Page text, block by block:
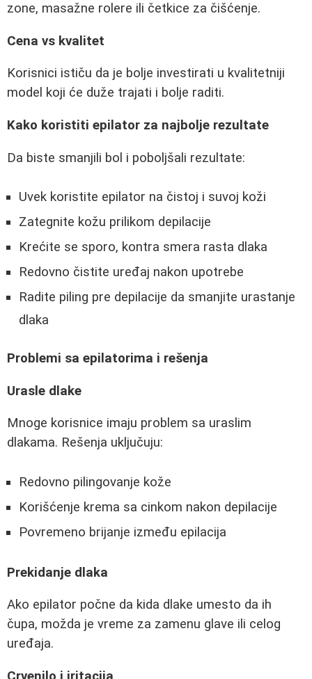
zone, masažne rolere ili četkice za čišćenje.
Cena vs kvalitet
Korisnici ističu da je bolje investirati u kvalitetniji
model koji će duže trajati i bolje raditi.
Kako koristiti epilator za najbolje rezultate
Da biste smanjili bol i poboljšali rezultate:
Uvek koristite epilator na čistoj i suvoj koži
Zategnite kožu prilikom depilacije
Krećite se sporo, kontra smera rasta dlaka
Redovno čistite uređaj nakon upotrebe
Radite piling pre depilacije da smanjite urastanje
dlaka
Problemi sa epilatorima i rešenja
Urasle dlake
Mnoge korisnice imaju problem sa uraslim
dlakama. Rešenja uključuju:
Redovno pilingovanje kože
Korišćenje krema sa cinkom nakon depilacije
Povremeno brijanje između epilacija
Prekidanje dlaka
Ako epilator počne da kida dlake umesto da ih
čupa, možda je vreme za zamenu glave ili celog
uređaja.